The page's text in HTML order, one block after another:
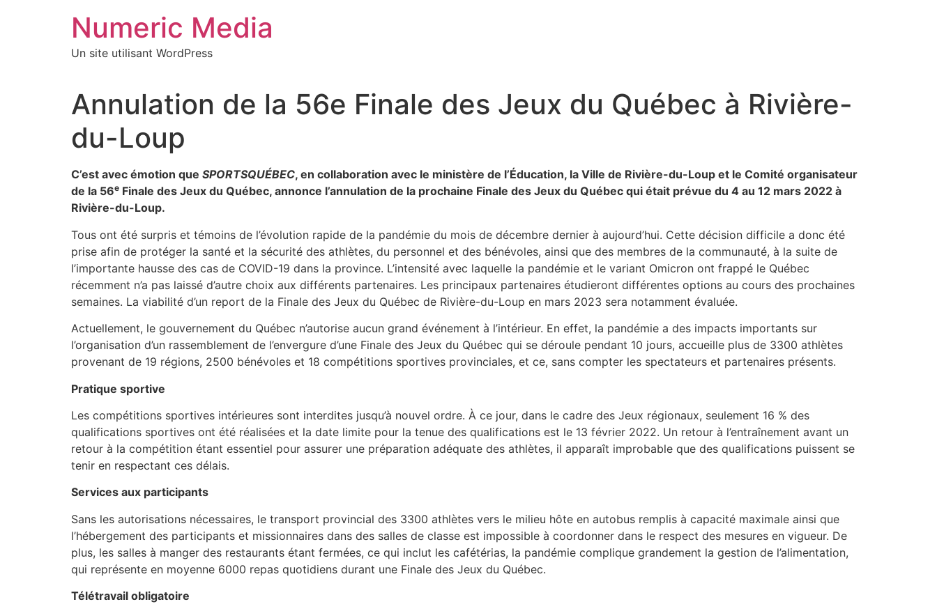
Numeric Media
Un site utilisant WordPress
Annulation de la 56e Finale des Jeux du Québec à Rivière-
du-Loup
C’est avec émotion que SPORTSQUÉBEC, en collaboration avec le ministère de l’Éducation, la Ville de Rivière-du-Loup et le Comité organisateur
de la 56e Finale des Jeux du Québec, annonce l’annulation de la prochaine Finale des Jeux du Québec qui était prévue du 4 au 12 mars 2022 à
Rivière-du-Loup.
Tous ont été surpris et témoins de l’évolution rapide de la pandémie du mois de décembre dernier à aujourd’hui. Cette décision difficile a donc été
prise afin de protéger la santé et la sécurité des athlètes, du personnel et des bénévoles, ainsi que des membres de la communauté, à la suite de
l’importante hausse des cas de COVID-19 dans la province. L’intensité avec laquelle la pandémie et le variant Omicron ont frappé le Québec
récemment n’a pas laissé d’autre choix aux différents partenaires. Les principaux partenaires étudieront différentes options au cours des prochaines
semaines. La viabilité d’un report de la Finale des Jeux du Québec de Rivière-du-Loup en mars 2023 sera notamment évaluée.
Actuellement, le gouvernement du Québec n’autorise aucun grand événement à l’intérieur. En effet, la pandémie a des impacts importants sur
l’organisation d’un rassemblement de l’envergure d’une Finale des Jeux du Québec qui se déroule pendant 10 jours, accueille plus de 3300 athlètes
provenant de 19 régions, 2500 bénévoles et 18 compétitions sportives provinciales, et ce, sans compter les spectateurs et partenaires présents.
Pratique sportive
Les compétitions sportives intérieures sont interdites jusqu’à nouvel ordre. À ce jour, dans le cadre des Jeux régionaux, seulement 16 % des
qualifications sportives ont été réalisées et la date limite pour la tenue des qualifications est le 13 février 2022. Un retour à l’entraînement avant un
retour à la compétition étant essentiel pour assurer une préparation adéquate des athlètes, il apparaît improbable que des qualifications puissent se
tenir en respectant ces délais.
Services aux participants
Sans les autorisations nécessaires, le transport provincial des 3300 athlètes vers le milieu hôte en autobus remplis à capacité maximale ainsi que
l’hébergement des participants et missionnaires dans des salles de classe est impossible à coordonner dans le respect des mesures en vigueur. De
plus, les salles à manger des restaurants étant fermées, ce qui inclut les cafétérias, la pandémie complique grandement la gestion de l’alimentation,
qui représente en moyenne 6000 repas quotidiens durant une Finale des Jeux du Québec.
Télétravail obligatoire